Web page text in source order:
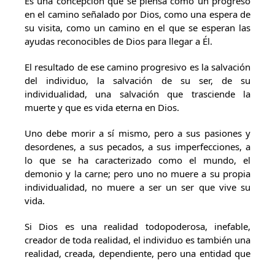
en el camino señalado por Dios, como una espera de
su visita, como un camino en el que se esperan las
ayudas reconocibles de Dios para llegar a Él.
El resultado de ese camino progresivo es la salvación
del individuo, la salvación de su ser, de su
individualidad, una salvación que trasciende la
muerte y que es vida eterna en Dios.
Uno debe morir a sí mismo, pero a sus pasiones y
desordenes, a sus pecados, a sus imperfecciones, a
lo que se ha caracterizado como el mundo, el
demonio y la carne; pero uno no muere a su propia
individualidad, no muere a ser un ser que vive su
vida.
Si Dios es una realidad todopoderosa, inefable,
creador de toda realidad, el individuo es también una
realidad, creada, dependiente, pero una entidad que